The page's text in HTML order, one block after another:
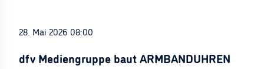
28. Mai 2026 08:00
dfv Mediengruppe baut ARMBANDUHREN